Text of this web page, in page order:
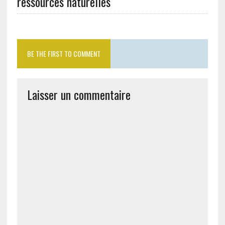
BE THE FIRST TO COMMENT
Laisser un commentaire